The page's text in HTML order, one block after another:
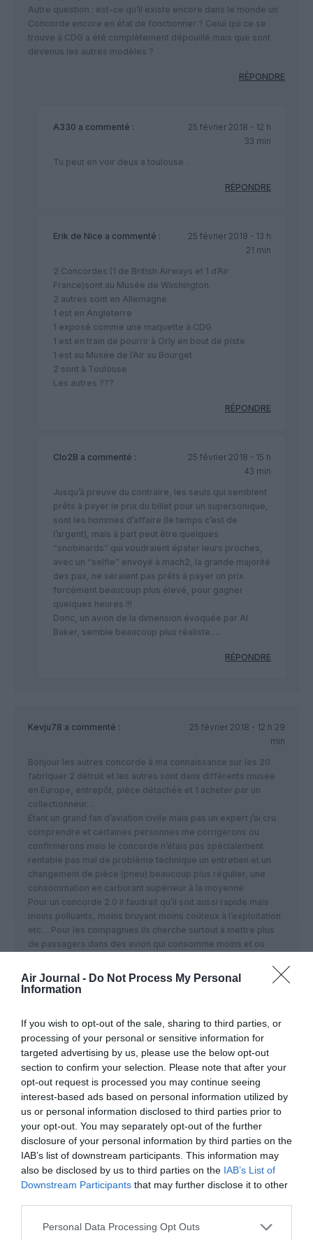
Air Journal - Do Not Process My Personal
Information
If you wish to opt-out of the sale, sharing to third parties, or
processing of your personal or sensitive information for
targeted advertising by us, please use the below opt-out
section to confirm your selection. Please note that after your
opt-out request is processed you may continue seeing
interest-based ads based on personal information utilized by
us or personal information disclosed to third parties prior to
your opt-out. You may separately opt-out of the further
disclosure of your personal information by third parties on the
IAB’s list of downstream participants. This information may
also be disclosed by us to third parties on the IAB’s List of
Downstream Participants that may further disclose it to other
Personal Data Processing Opt Outs
Autre question : est-ce qu’il existe encore dans le monde un
Concorde encore en état de fonctionner ? Celui qui ce se
trouve à CDG a été complètement dépouillé mais que sont
devenus les autres modèles ?
RÉPONDRE
A330 a commenté :
25 février 2018 - 12 h
33 min
Tu peut en voir deux a toulouse .
RÉPONDRE
Erik de Nice a commenté :
25 février 2018 - 13 h
21 min
2 Concordes (1 de British Airways et 1 d’Air
France)sont au Musée de Washington.
2 autres sont en Allemagne.
1 est en Angleterre
1 exposé comme une maquette à CDG
1 est en train de pourrir à Orly en bout de piste
1 est au Musée de l’Air au Bourget
2 sont à Toulouse
Les autres ???
RÉPONDRE
Clo2B a commenté :
25 février 2018 - 15 h
43 min
Jusqu’à preuve du contraire, les seuls qui semblent
prêts à payer le prix du billet pour un supersonique,
sont les hommes d’affaire (le temps c’est de
l’argent), mais à part peut être quelques
“snobinards” qui voudraient épater leurs proches,
avec un “selfie” envoyé à mach2, la grande majorité
des pax, ne seraient pas prêts à payer un prix
forcément beaucoup plus élevé, pour gagner
quelques heures !!!
Donc, un avion de la dimension évoquée par Al
Baker, semble beaucoup plus réaliste…..
RÉPONDRE
Kevju78 a commenté :
25 février 2018 - 12 h 29
min
Bonjour les autres concorde à ma connaissance sur les 20
fabriquer 2 détruit et les autres sont dans différents musée
en Europe, entrepôt, pièce détachée et 1 acheter par un
collectionneur…
Étant un grand fan d’aviation civile mais pas un expert j’ai cru
comprendre et certaines personnes me corrigerons ou
confirmerons mais le concorde n’étais pas spécialement
rentable pas mal de problème technique un entretien et un
changement de pièce (pneu) beaucoup plus régulier, une
consommation en carburant supérieur à la moyenne
Pour un concorde 2.0 il faudrait qu’il soit aussi rapide mais
moins polluants, moins bruyant moins coûteux à l’exploitation
etc… Pour les compagnies ils cherche surtout à mettre plus
de passagers dans des avion qui consomme moins et ou
moins cher avec un maximum de confort j’espère avoir
répondu à t question et ne pense pas avoir dit trop de sottise
Euclidea commenté :
25 février 2018 - 12 h 31
C’est un gag ou quoi ?
Qatar Airways est compagnie de lancement de ce qui est
éprouvé ou presque. Les réacteurs PW sont sortis de sa
commande de la famille A-320. C’est peu dire.
RÉPONDRE
Valoua commenté :
25 février 2018 - 13 h 48